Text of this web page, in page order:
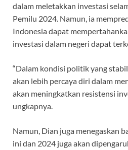
dalam meletakkan investasi
Pemilu 2024. Namun, ia
Indonesia dapat
investasi dalam negeri dapat
“Dalam kondisi politik yang
akan lebih percaya diri dalam
akan meningkatkan resistensi
ungkapnya.
Namun, Dian juga menegaskan
ini dan 2024 juga akan